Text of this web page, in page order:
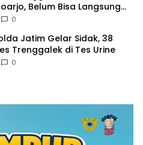
Belum Bisa Langsung
0
Jatim Gelar Sidak, 38
Trenggalek di Tes Urine
0